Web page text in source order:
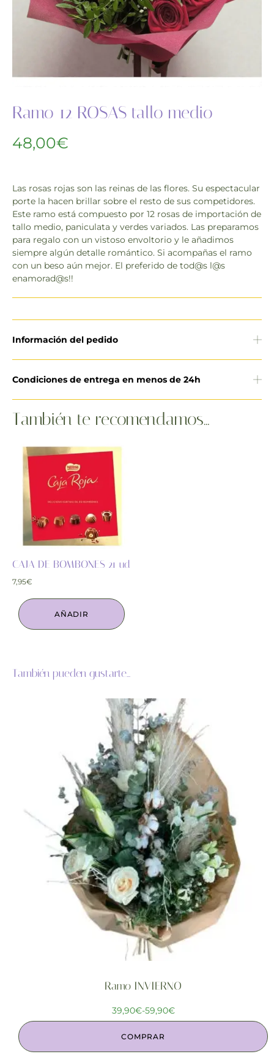
Ramo 12 ROSAS tallo medio
48,00€
Las rosas rojas son las reinas de las flores. Su espectacular
porte la hacen brillar sobre el resto de sus competidores.
Este ramo está compuesto por 12 rosas de importación de
tallo medio, paniculata y verdes variados. Las preparamos
para regalo con un vistoso envoltorio y le añadimos
siempre algún detalle romántico. Si acompañas el ramo
con un beso aún mejor. El preferido de tod@s l@s
enamorad@s!!
Información del pedido
Condiciones de entrega en menos de 24h
También te recomendamos…
CAJA DE BOMBONES 21 ud
7,95€
AÑADIR
También pueden gustarte...
Ramo INVIERNO
39,90€-59,90€
COMPRAR